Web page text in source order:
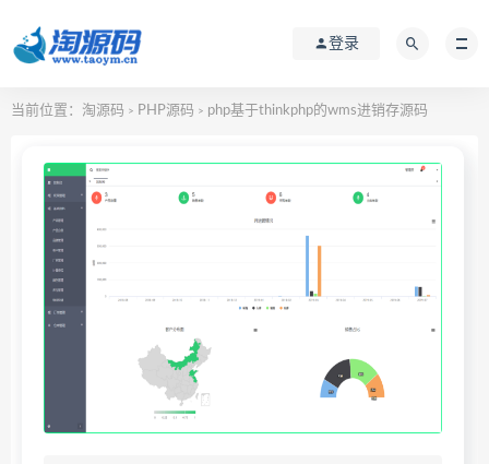
登录
当前位置： 淘源码 > PHP源码 > php基于thinkphp的wms进销存源码